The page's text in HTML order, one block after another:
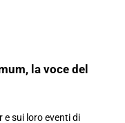
la voce del
e sui loro eventi di